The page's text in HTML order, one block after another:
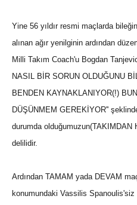
Yine 56 yıldır resmi maçlarda
alınan ağır yenilginin ardından
Milli Takım Coach'u Bogdan
NASIL BİR SORUN OLDUĞUNU
BENDEN KAYNAKLANIYOR(!)
DÜŞÜNMEM GEREKİYOR''
durumda olduğumuzun(TAKIMDAN
delilidir.
Ardından TAMAM yada DEVAM
konumundaki Vassilis